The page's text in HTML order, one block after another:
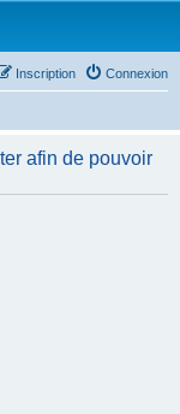
Connexion
Inscription
afin de pouvoir